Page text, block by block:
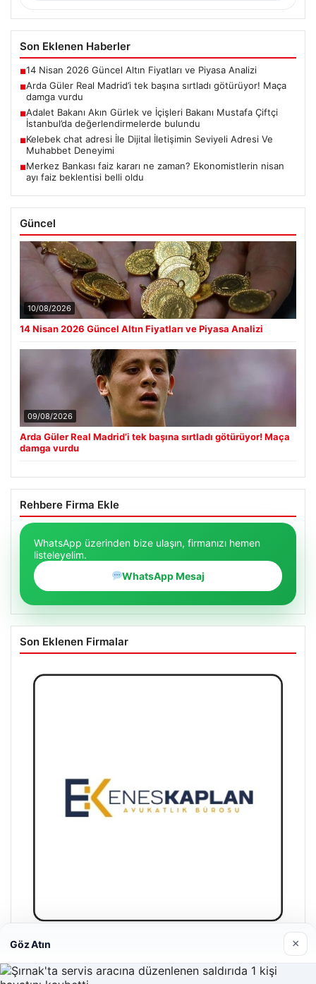
Son Eklenen Haberler
■14 Nisan 2026 Güncel Altın Fiyatları ve Piyasa Analizi
■Arda Güler Real Madrid’i tek başına sırtladı götürüyor! Maça
damga vurdu
■Adalet Bakanı Akın Gürlek ve İçişleri Bakanı Mustafa Çiftçi
İstanbul’da değerlendirmelerde bulundu
■Kelebek chat adresi İle Dijital İletişimin Seviyeli Adresi Ve
Muhabbet Deneyimi
■Merkez Bankası faiz kararı ne zaman? Ekonomistlerin nisan
ayı faiz beklentisi belli oldu
Güncel
10/08/2026
14 Nisan 2026 Güncel Altın Fiyatları ve Piyasa Analizi
09/08/2026
Arda Güler Real Madrid’i tek başına sırtladı götürüyor! Maça
damga vurdu
Rehbere Firma Ekle
WhatsApp üzerinden bize ulaşın, firmanızı hemen
listeleyelim.
WhatsApp Mesaj
Son Eklenen Firmalar
Enes Kaplan Avukatlık Bürosu
28/04/2026
Göz Atın ×